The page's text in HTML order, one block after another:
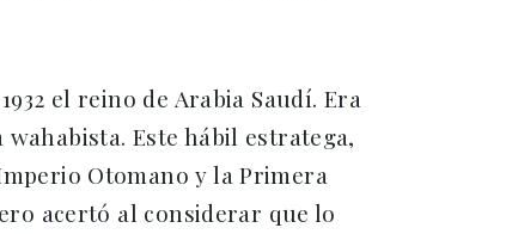
el reino de Arabia Saudí. Era
Este hábil estratega,
Otomano y la Primera
acertó al considerar que lo